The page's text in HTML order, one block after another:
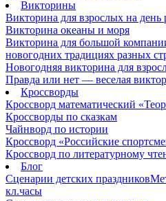
Викторины
Викторина для взрослых на день
Викторина океаны и моря
Викторина для большой
новогодних традициях разных
Новогодняя викторина для
Правда или нет — веселая
Кроссворды
Кроссворд математический
Кроссворды по сказкам
Чайнворд по истории
Кроссворд «Российские
Кроссворд по литературному
Блог
Сценарии детских праздников
кл.часы